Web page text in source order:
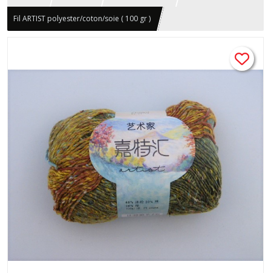
Fil ARTIST polyester/coton/soie ( 100 gr )